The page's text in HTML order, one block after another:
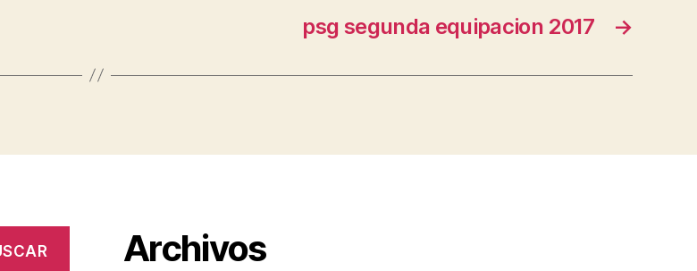
→
psg segunda equipacion 2017
Archivos